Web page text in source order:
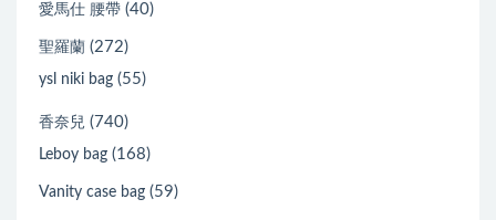
愛馬仕 腰帶 (40)
聖羅蘭 (272)
ysl niki bag (55)
香奈兒 (740)
Leboy bag (168)
Vanity case bag (59)